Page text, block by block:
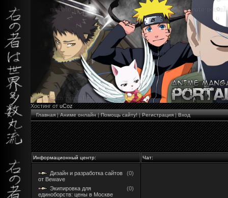
Хостинг отuCoz
Главная|Аниме онлайн|Помощь сайту!|Регистрация|Вход
Информационный центр: Чат:
Дизайн и разработка сайтов
от Bewave
(0)
Экипировка для
единоборств: цены в Москве
(0)